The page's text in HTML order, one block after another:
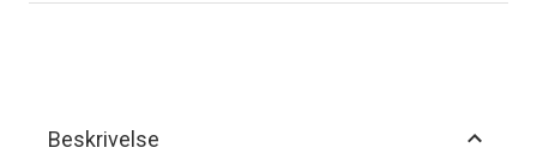
Beskrivelse